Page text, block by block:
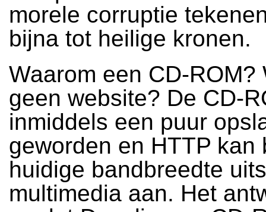
morele corruptie
bijna tot heilige kronen.
Waarom een CD-ROM?
geen website? De CD-
inmiddels een puur
geworden en HTTP kan
huidige bandbreedte
multimedia aan. Het